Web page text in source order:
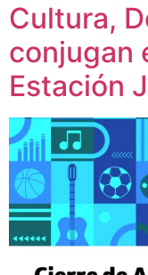
Cultura,
conjugan
Estación